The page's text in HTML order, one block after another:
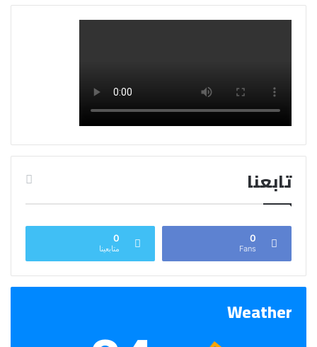
تابعنا
0
Fans
0
متابعينا
Weather